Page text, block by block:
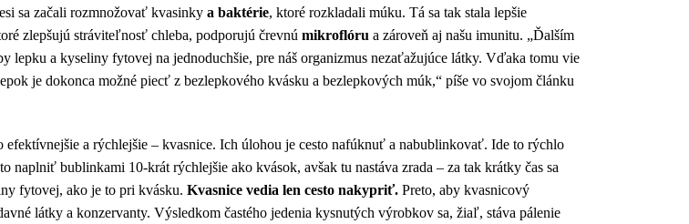
sa začali rozmnožovať kvasinky a baktérie, ktoré rozkladali múku. Tá sa tak stala lepšie
zlepšujú stráviteľnosť chleba, podporujú črevnú mikroflóru a zároveň aj našu imunitu. „Ďalším
a kyseliny fytovej na jednoduchšie, pre náš organizmus nezaťažujúce látky. Vďaka tomu vie
je dokonca možné piecť z bezlepkového kvásku a bezlepkových múk,“ píše vo svojom článku
a rýchlejšie – kvasnice. Ich úlohou je cesto nafúknuť a nabublinkovať. Ide to rýchlo
bublinkami 10-krát rýchlejšie ako kvások, avšak tu nastáva zrada – za tak krátky čas sa
fytovej, ako je to pri kvásku. Kvasnice vedia len cesto nakypriť. Preto, aby kvasnicový
látky a konzervanty. Výsledkom častého jedenia kysnutých výrobkov sa, žiaľ, stáva pálenie